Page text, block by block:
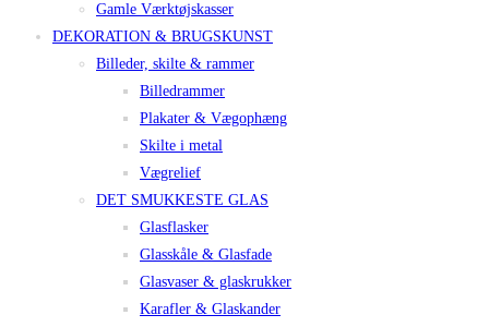
Gamle Værktøjskasser
DEKORATION & BRUGSKUNST
Billeder, skilte & rammer
Billedrammer
Plakater & Vægophæng
Skilte i metal
Vægrelief
DET SMUKKESTE GLAS
Glasflasker
Glasskåle & Glasfade
Glasvaser & glaskrukker
Karafler & Glaskander